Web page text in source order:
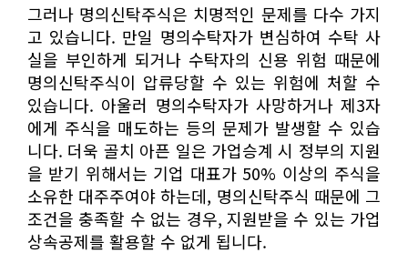
그러나 명의신탁주식은 치명적인 문제를 다수 가지
고 있습니다. 만일 명의수탁자가 변심하여 수탁 사
실을 부인하게 되거나 수탁자의 신용 위험 때문에
명의신탁주식이 압류당할 수 있는 위험에 처할 수
있습니다. 아울러 명의수탁자가 사망하거나 제3자
에게 주식을 매도하는 등의 문제가 발생할 수 있습
니다. 더욱 골치 아픈 일은 가업승계 시 정부의 지원
을 받기 위해서는 기업 대표가 50% 이상의 주식을
소유한 대주주여야 하는데, 명의신탁주식 때문에 그
조건을 충족할 수 없는 경우, 지원받을 수 있는 가업
상속공제를 활용할 수 없게 됩니다.